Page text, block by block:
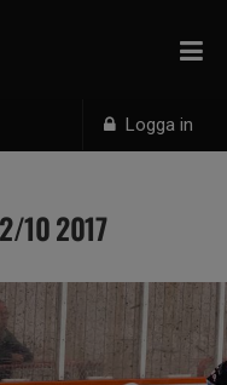
Logga in
10 2017